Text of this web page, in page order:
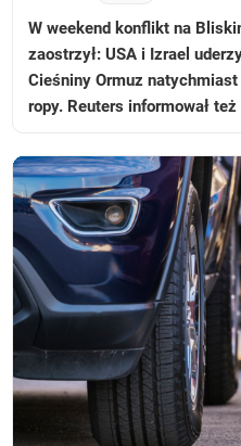
W weekend konflikt na
zaostrzył: USA i Izrael
Cieśniny Ormuz
ropy. Reuters informował też